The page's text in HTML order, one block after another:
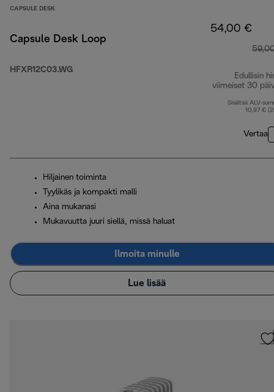
CAPSULE DESK
Capsule Desk Loop
HFXR12C03.WG
54,00 €
Edullisin
viimeiset 30
Sisältää ALV-
10,97 €
Vertaa
Hiljainen toiminta
Tyylikäs ja kompakti malli
Aina mukanasi
Mukavuutta juuri siellä, missä haluat
Ilmoita minulle
Lue lisää